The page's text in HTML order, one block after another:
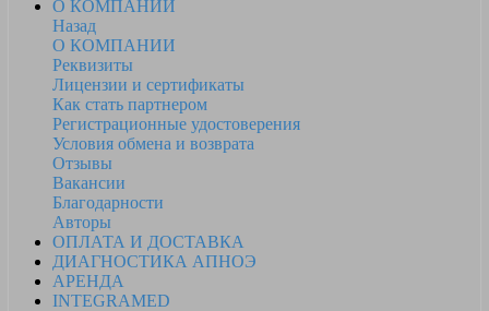
О КОМПАНИИ
Назад
О КОМПАНИИ
Реквизиты
Лицензии и сертификаты
Как стать партнером
Регистрационные удостоверения
Условия обмена и возврата
Отзывы
Вакансии
Благодарности
Авторы
ОПЛАТА И ДОСТАВКА
ДИАГНОСТИКА АПНОЭ
АРЕНДА
INTEGRAMED